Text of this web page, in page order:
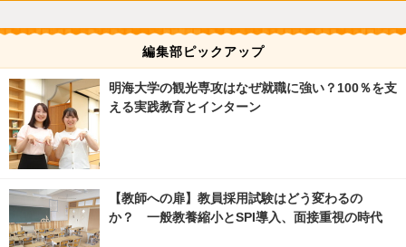
編集部ピックアップ
明海大学の観光専攻はなぜ就職に強い？100％を支
える実践教育とインターン
【教師への扉】教員採用試験はどう変わるの
か？ 一般教養縮小とSPI導入、面接重視の時代